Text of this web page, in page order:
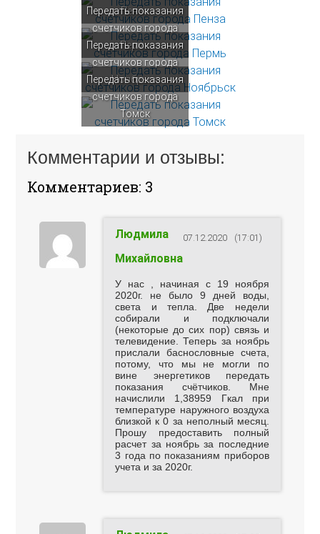
Пенза
Передать показания
счетчиков города
Пермь
Передать показания
счетчиков города
Ноябрьск
Передать показания
счетчиков города
Томск
Комментарии и отзывы:
Комментариев: 3
(17:01)
07.12.2020
Людмила
Михайловна
У нас , начиная с 19 ноября
2020г. не было 9 дней воды,
света и тепла. Две недели
собирали и подключали
(некоторые до сих пор) связь и
телевидение. Теперь за ноябрь
прислали баснословные счета,
потому, что мы не могли по
вине энергетиков передать
показания счётчиков. Мне
начислили 1,38959 Гкал при
температуре наружного воздуха
близкой к 0 за неполный месяц.
Прошу предоставить полный
расчет за ноябрь за последние
3 года по показаниям приборов
учета и за 2020г.